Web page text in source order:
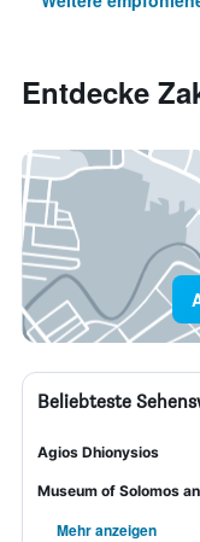
Entdecke
Beliebteste
Agios Dhionysios
Museum of Solomos
Mehr anzeigen